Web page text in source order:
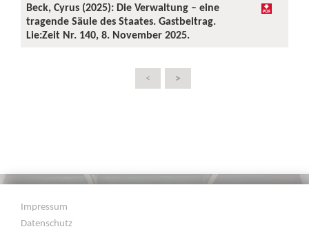
Beck, Cyrus (2025): Die Verwaltung – eine
tragende Säule des Staates. Gastbeitrag.
Lie:Zeit Nr. 140, 8. November 2025.
< >
Impressum
Datenschutz